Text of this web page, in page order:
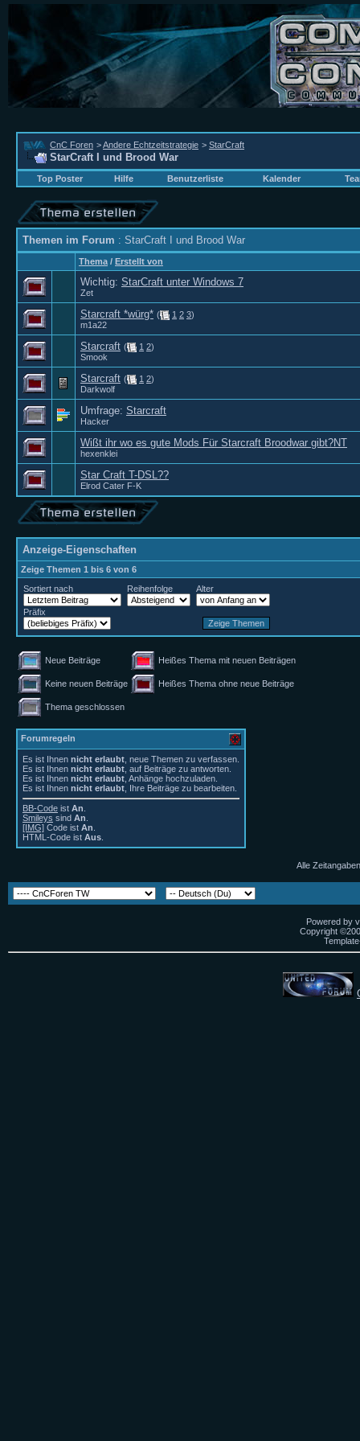
CnC Foren >Andere Echtzeitstrategie > StarCraft
StarCraft I und Brood War
Top Poster Hilfe Benutzerliste Kalender
Themen im Forum : StarCraft I und Brood War
Thema / Erstellt von
Wichtig: StarCraft unter Windows 7
Zet
Starcraft *würg* ( 1 2 3)
m1a22
Starcraft ( 1 2)
Smook
Starcraft ( 1 2)
Darkwolf
Umfrage: Starcraft
Hacker
Wißt ihr wo es gute Mods Für Starcraft Broodwar gibt?NT
hexenklei
Star Craft T-DSL??
Elrod Cater F-K
Anzeige-Eigenschaften
Zeige Themen 1 bis 6 von 6
Sortiert nach
Reihenfolge Alter
Präfix
Neue Beiträge Heißes Thema mit neuen Beiträgen
Keine neuen Beiträge Heißes Thema ohne neue Beiträge
Thema geschlossen
Forumregeln
Es ist Ihnen nicht erlaubt , neue Themen zu verfassen.
Es ist Ihnen nicht erlaubt , auf Beiträge zu antworten.
Es ist Ihnen nicht erlaubt , Anhänge hochzuladen.
Es ist Ihnen nicht erlaubt , Ihre Beiträge zu bearbeiten.
BB-Code ist An
Smileys sind An
[IMG] Code ist An
HTML-Code ist Aus
Alle
Powered by
Copyright